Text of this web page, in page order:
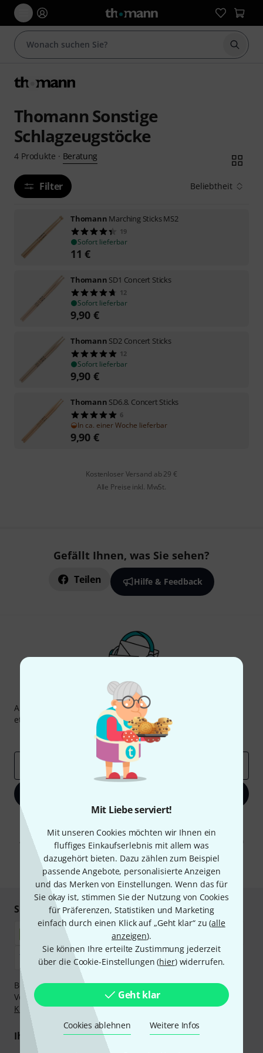
Mit Liebe serviert!
Mit unseren Cookies möchten wir Ihnen ein
fluffiges Einkaufserlebnis mit allem was
dazugehört bieten. Dazu zählen zum Beispiel
passende Angebote, personalisierte Anzeigen
und das Merken von Einstellungen. Wenn das für
Sie okay ist, stimmen Sie der Nutzung von Cookies
für Präferenzen, Statistiken und Marketing
einfach durch einen Klick auf „Geht klar“ zu (alle
anzeigen).
Sie können Ihre erteilte Zustimmung jederzeit
über die Cookie-Einstellungen (hier) widerrufen.
Geht klar
Cookies ablehnen Weitere Infos
Suche
Thomann Sonstige
Schlagzeugstöcke
4 Produkte · Beratung
Filter Beliebtheit
Thomann Marching Sticks MS2
19
Sofort lieferbar
11 €
Thomann SD1 Concert Sticks
12
Sofort lieferbar
9,90 €
Thomann SD2 Concert Sticks
12
Sofort lieferbar
9,90 €
Thomann SD6.8. Concert Sticks
6
In ca. einer Woche lieferbar
9,90 €
Kostenloser Versand ab 29 €
Alle Preise inkl. MwSt.
Gefällt Ihnen, was Sie sehen?
Teilen Hilfe & Feedback
Thomann Newsletter
Abonniere den Thomann Newsletter und gewinne mit
etwas Glück einen von 50 Gutscheinenüber jeweils
Inspirierende Beiträge
Deals
Mit Klick auf „Jetzt anmelden“ stimmen Sie dem Erhalt von E-Mail-
Werbung und einer Messung des E-Mail-Nutzungsverhaltens zu. Die
Abmeldung ist jederzeit möglich. Weitere Informationen finden Sie in
unserenDatenschutzhinweisen.
* Pflichtfeld
Sicher einkaufen & bezahlen
Bezahlen Sie vertraulich und sicher per Nachnahme,
Vorkasse, PayPal, Amazon Pay,Klarna Sofort bezahlen
,
Klarna Ratenzahlungoder Kreditkarte.
Ihre Vorteile